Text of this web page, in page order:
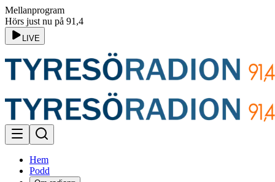
Mellanprogram
Hörs just nu på 91,4
LIVE
Hem
Podd